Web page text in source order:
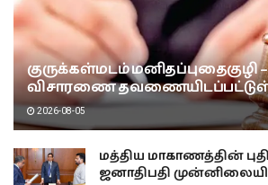
குருக்கள்மடம் மனிதப்புதைகுழி
விசாரணை
2026-08-05
மத்திய மாகாணத்தின்
ஜனாதிபதி